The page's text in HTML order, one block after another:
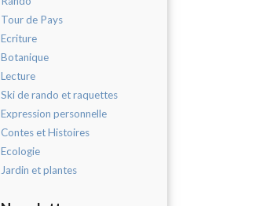
Tour de Pays
Ecriture
Botanique
Lecture
Ski de rando et raquettes
Expression personnelle
Contes et Histoires
Ecologie
Jardin et plantes